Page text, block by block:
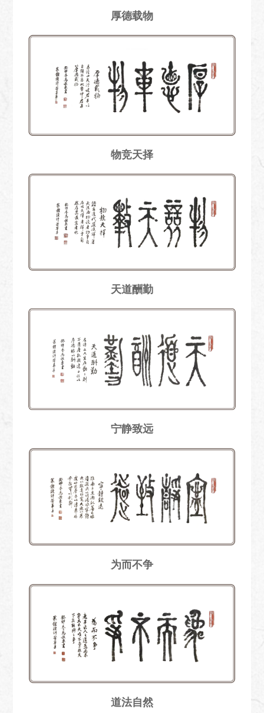
厚德载物
物竞天择
天道酬勤
宁静致远
为而不争
道法自然